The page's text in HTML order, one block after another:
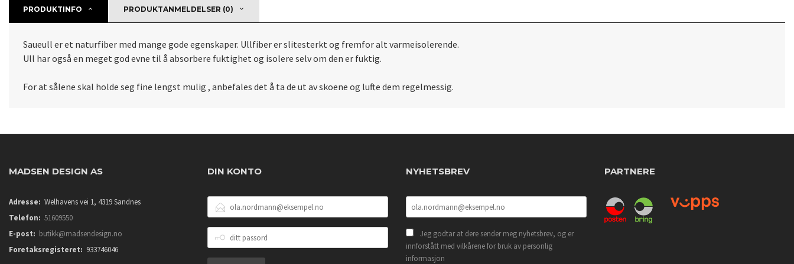
PRODUKTINFO PRODUKTANMELDELSER (0)
Saueull er et naturfiber med mange gode egenskaper. Ullfiber er slitesterkt og fremfor alt varmeisolerende.
Ull har også en meget god evne til å absorbere fuktighet og isolere selv om den er fuktig.
For at sålene skal holde seg fine lengst mulig , anbefales det å ta de ut av skoene og lufte dem regelmessig.
MADSEN DESIGN AS
Adresse: Welhavens vei 1, 4319 Sandnes
Telefon: 51609550
E-post: butikk@madsendesign.no
Foretaksregisteret: 933746046
DIN KONTO
POSTADRESSE
PASSORD
NYHETSBREV
Jeg godtar at dere sender meg nyhetsbrev, og er
innforstått med vilkårene for bruk av personlig
informasjon
PARTNERE